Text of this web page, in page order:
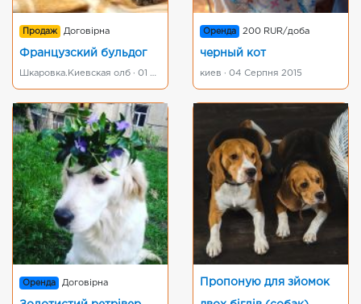
Продаж Договірна
Французский бульдог
Шкаровка.Киевская олб · 01 Листопада 2018
Оренда 200 RUR/доба
черный кот
киев · 04 Серпня 2015
Оренда Договірна Пропоную для зйомок